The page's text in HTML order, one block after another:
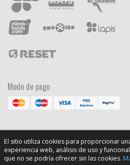
El sitio utiliza cookies para proporcionar
experiencia web, análisis de uso y
que no se podría ofrecer sin las cookies.
Modo de pago